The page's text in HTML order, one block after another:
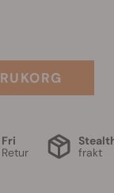
Fri
Retur
frakt